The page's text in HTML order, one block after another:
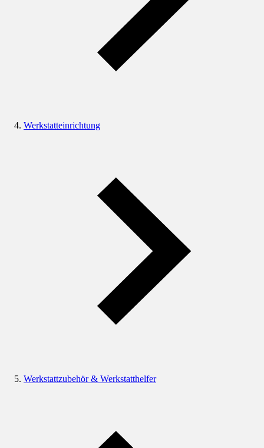
Werkstatteinrichtung
Werkstattzubehör & Werkstatthelfer